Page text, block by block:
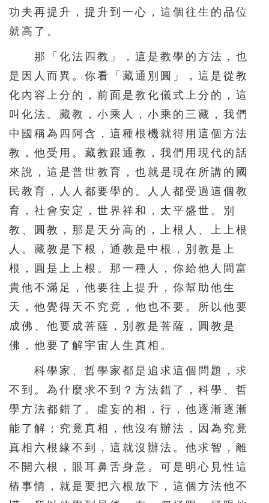
功夫再提升，提升到一心，這個往生的品位
就高了。
那「化法四教」，這是教學的方法，也
是因人而異。你看「藏通別圓」，這是從教
化內容上分的，前面是教化儀式上分的，這
叫化法。藏教，小乘人，小乘的三藏，我們
中國稱為四阿含，這種根機就得用這個方法
教，他受用。藏教跟通教，我們用現代的話
來說，這是普世教育，也就是現在所講的國
民教育，人人都要學的。人人都受過這個教
育，社會安定，世界祥和，太平盛世。別
教、圓教，那是天分高的，上根人、上上根
人。藏教是下根，通教是中根，別教是上
根，圓是上上根。那一種人，你給他人間富
貴他不滿足，他要往上提升，你幫助他生
天，他覺得天不究竟，他也不要。所以他要
成佛、他要成菩薩，別教是菩薩，圓教是
佛，他要了解宇宙人生真相。
科學家、哲學家都是追求這個問題，求
不到。為什麼求不到？方法錯了，科學、哲
學方法都錯了。虛妄的相，行，他逐漸逐漸
能了解；究竟真相，他沒有辦法，因為究竟
真相六根緣不到，這就沒辦法。他求智，離
不開六根，眼耳鼻舌身意。可是明心見性這
樁事情，就是要把六根放下，這個方法他不